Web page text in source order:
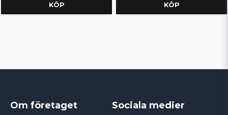
KÖP KÖP
Om företaget Sociala medier